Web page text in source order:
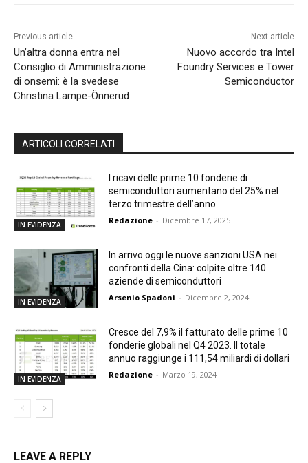
Previous article
Un’altra donna entra nel
Consiglio di Amministrazione
di onsemi: è la svedese
Christina Lampe-Önnerud
Next article
Nuovo accordo tra Intel
Foundry Services e Tower
Semiconductor
ARTICOLI CORRELATI
IN EVIDENZA
I ricavi delle prime 10 fonderie di
semiconduttori aumentano del 25% nel
terzo trimestre dell’anno
Redazione - Dicembre 17, 2025
IN EVIDENZA
In arrivo oggi le nuove sanzioni USA nei
confronti della Cina: colpite oltre 140
aziende di semiconduttori
Arsenio Spadoni - Dicembre 2, 2024
IN EVIDENZA
Cresce del 7,9% il fatturato delle prime 10
fonderie globali nel Q4 2023. Il totale
annuo raggiunge i 111,54 miliardi di dollari
Redazione - Marzo 19, 2024
LEAVE A REPLY